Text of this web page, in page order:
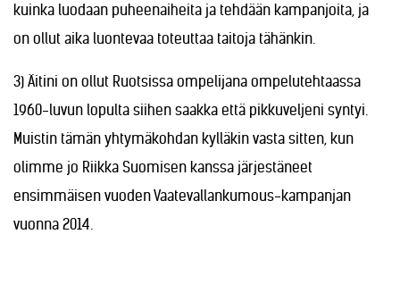
kuinka luodaan puheenaiheita ja tehdään kampanjoita, ja
on ollut aika luontevaa toteuttaa taitoja tähänkin.
3) Äitini on ollut Ruotsissa ompelijana ompelutehtaassa
1960-luvun lopulta siihen saakka että pikkuveljeni syntyi.
Muistin tämän yhtymäkohdan kylläkin vasta sitten, kun
olimme jo Riikka Suomisen kanssa järjestäneet
ensimmäisen vuoden Vaatevallankumous-kampanjan
vuonna 2014.